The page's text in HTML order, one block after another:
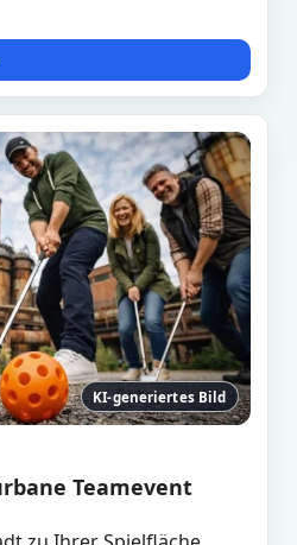
KI-generiertes Bild
Teamevent